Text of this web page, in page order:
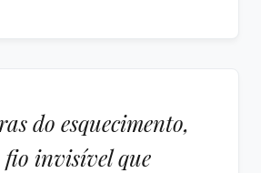
do esquecimento,
fio invisível que